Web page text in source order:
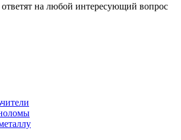
на любой интересующий вопрос